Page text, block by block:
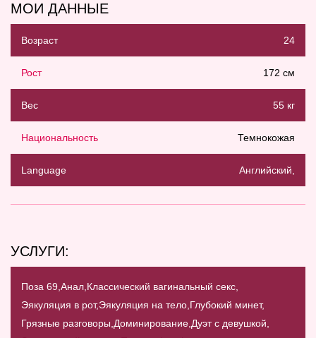
МОИ ДАННЫЕ
Возраст 24
Рост 172 см
Вес 55 кг
Национальность Темнокожая
Language Английский,
УСЛУГИ:
Поза 69, Анал, Классический вагинальный секс,
Эякуляция в рот,Эякуляция на тело, Глубокий минет,
Грязные разговоры, Доминирование, Дуэт с девушкой,